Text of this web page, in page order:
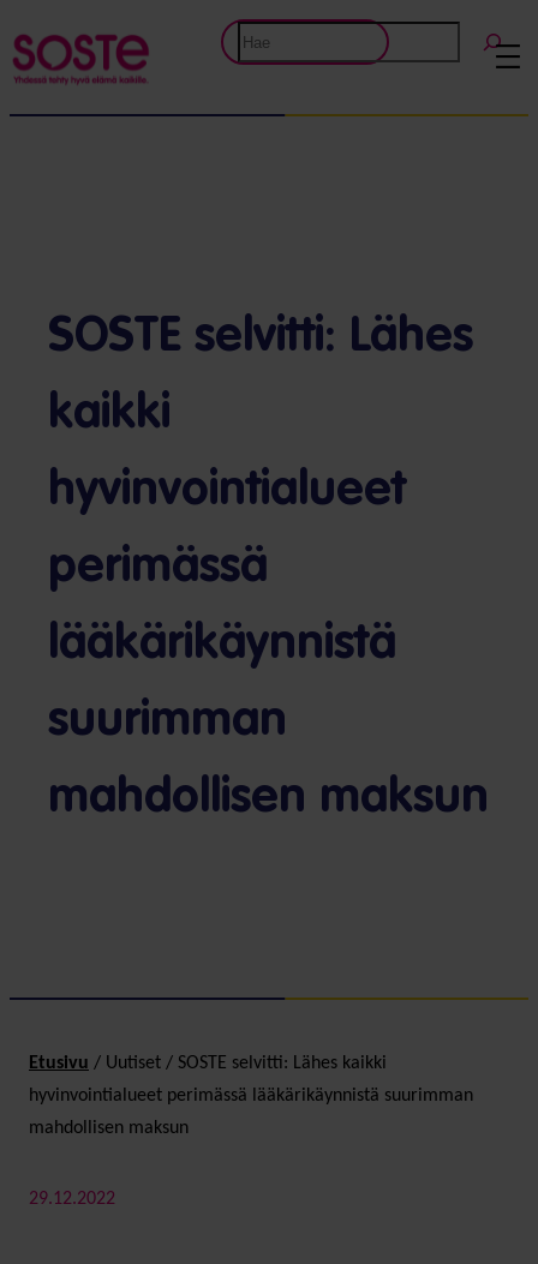
Etsi
SOSTE selvitti: Lähes
kaikki
hyvinvointialueet
perimässä
lääkärikäynnistä
suurimman
mahdollisen maksun
Etusivu / Uutiset / SOSTE selvitti: Lähes kaikki
hyvinvointialueet perimässä lääkärikäynnistä suurimman
mahdollisen maksun
29.12.2022